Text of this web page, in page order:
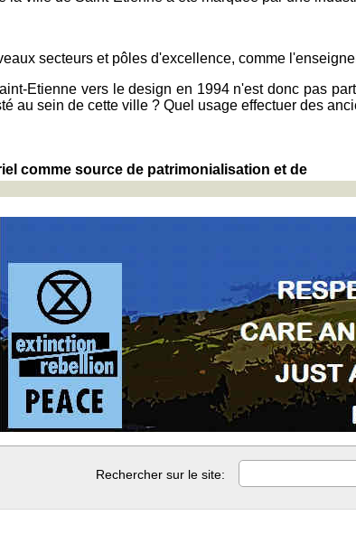
secteurs et pôles d'excellence, comme
Etienne vers le design en 1994 n'est donc pas
au sein de cette ville ? Quel usage effectuer des
comme source de patrimonialisation et de
Rechercher sur le site: